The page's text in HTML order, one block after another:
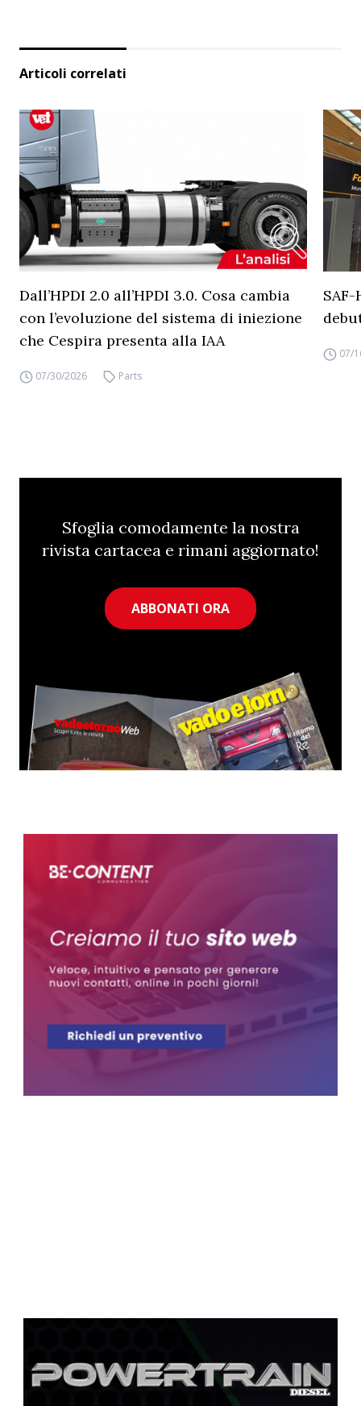
Articoli correlati
Dall’HPDI 2.0 all’HPDI 3.0. Cosa cambia
con l’evoluzione del sistema di iniezione
che Cespira presenta alla IAA
07/30/2026 Parts
07/
Sfoglia comodamente la nostra
rivista cartacea e rimani aggiornato!
ABBONATI ORA